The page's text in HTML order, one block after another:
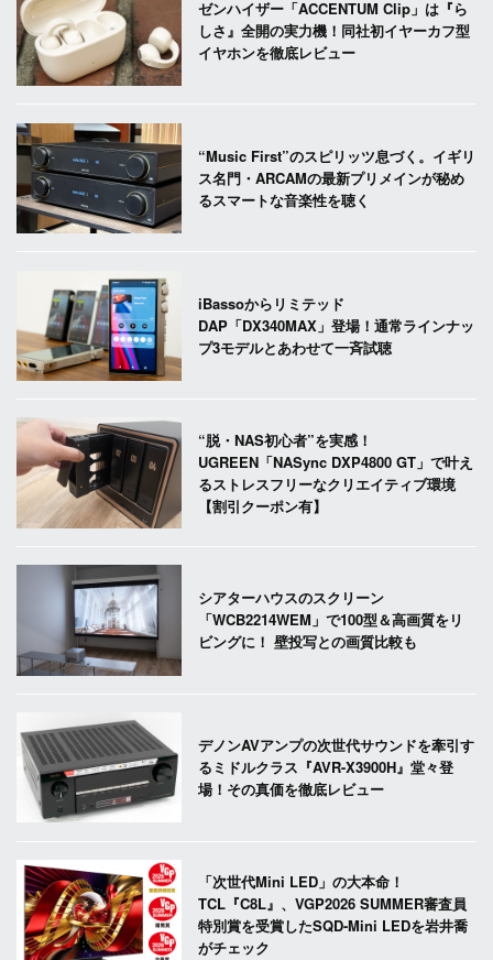
ゼンハイザー「ACCENTUM Clip」は『ら
しさ』全開の実力機！同社初イヤーカフ型
イヤホンを徹底レビュー
“Music First”のスピリッツ息づく。イギリ
ス名門・ARCAMの最新プリメインが秘め
るスマートな音楽性を聴く
iBassoからリミテッド
DAP「DX340MAX」登場！通常ラインナッ
プ3モデルとあわせて一斉試聴
“脱・NAS初心者”を実感！
UGREEN「NASync DXP4800 GT」で叶え
るストレスフリーなクリエイティブ環境
【割引クーポン有】
シアターハウスのスクリーン
「WCB2214WEM」で100型＆高画質をリ
ビングに！ 壁投写との画質比較も
デノンAVアンプの次世代サウンドを牽引す
るミドルクラス『AVR-X3900H』堂々登
場！その真価を徹底レビュー
「次世代Mini LED」の大本命！
TCL『C8L』、VGP2026 SUMMER審査員
特別賞を受賞したSQD-Mini LEDを岩井喬
がチェック